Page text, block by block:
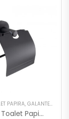
PAPIRA, GALANTERIJA
Držač Toalet Papira MINOTTI DARK ELEGANCE